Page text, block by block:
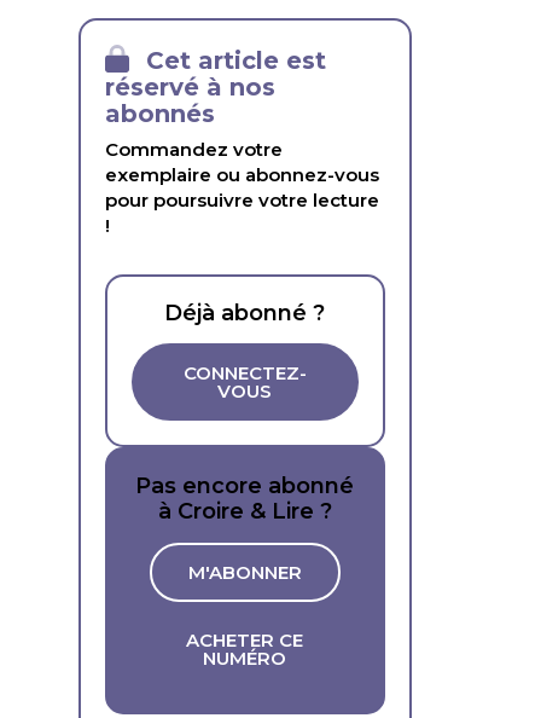
Cet article est
réservé à nos
abonnés
Commandez votre
exemplaire ou abonnez-vous
pour poursuivre votre lecture
!
Déjà abonné ?
CONNECTEZ-
VOUS
Pas encore abonné
à Croire & Lire ?
M'ABONNER
ACHETER CE
NUMÉRO